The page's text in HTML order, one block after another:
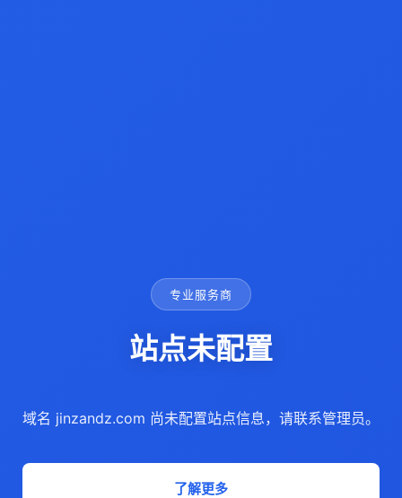
专业服务商
站点未配置
域名 jinzandz.com 尚未配置站点信息，请联系管理员。
了解更多